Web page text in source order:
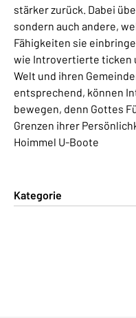
stärker zurück. Dabei
sondern auch andere,
Fähigkeiten sie
wie Introvertierte ticken
Welt und ihren
entsprechend, können
bewegen, denn Gottes
Grenzen ihrer
Hoimmel U-Boote
Kategorie